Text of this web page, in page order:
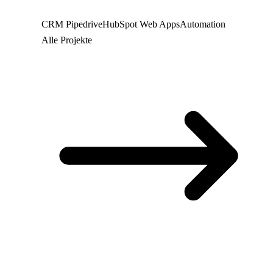
CRM PipedriveHubSpot Web AppsAutomation
Alle Projekte